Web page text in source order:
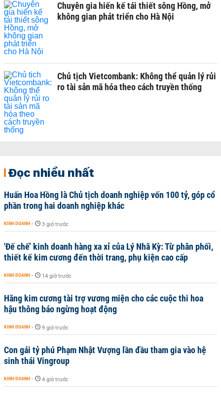
Chuyên gia hiến kế tái thiết sông Hồng, mở
không gian phát triển cho Hà Nội
Chủ tịch Vietcombank: Không thể quản lý rủi
ro tài sản mã hóa theo cách truyền thống
Đọc nhiều nhất
Huấn Hoa Hồng là Chủ tịch doanh nghiệp vốn 100 tỷ, góp cổ
phần trong hai doanh nghiệp khác
KINH DOANH - 3 giờ trước
'Đế chế’ kinh doanh hàng xa xỉ của Lý Nhã Kỳ: Từ phân phối,
thiết kế kim cương đến thời trang, phụ kiện cao cấp
KINH DOANH - 14 giờ trước
Hãng kim cương tài trợ vương miện cho các cuộc thi hoa
hậu thông báo ngừng hoạt động
KINH DOANH - 9 giờ trước
Con gái tỷ phú Phạm Nhật Vượng lần đầu tham gia vào hệ
sinh thái Vingroup
KINH DOANH - 4 giờ trước